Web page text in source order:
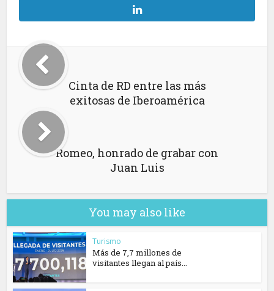
Cinta de RD entre las más
exitosas de Iberoamérica
Romeo, honrado de grabar con
Juan Luis
You may also like
Turismo
Más de 7,7 millones de
visitantes llegan al país...